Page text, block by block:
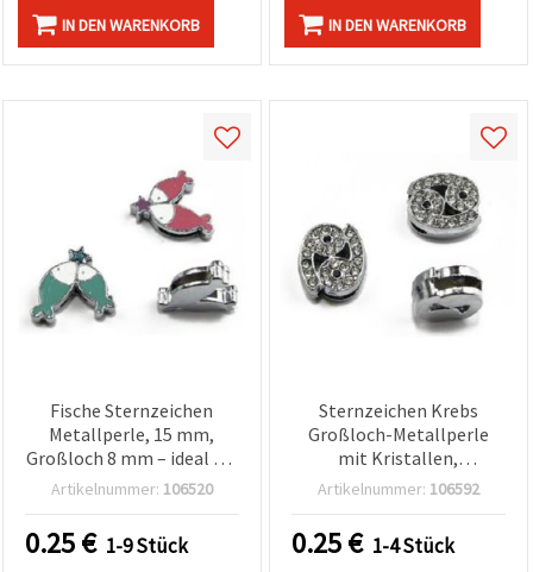
IN DEN WARENKORB IN DEN WARENKORB
Fische Sternzeichen
Metallperle, 15 mm,
Großloch 8 mm – ideal für
personalisierten
Basteln &
Schmuckherstellung
Artikelnummer: 106520
0.25€ 1-9 Stück
Sternzeichen Krebs
Großloch-Metallperle
mit Kristallen,
silberfarben, 11 mm, Loch
Schmuckherstellung
Artikelnummer: 106592
0.25€ 1-4 Stück